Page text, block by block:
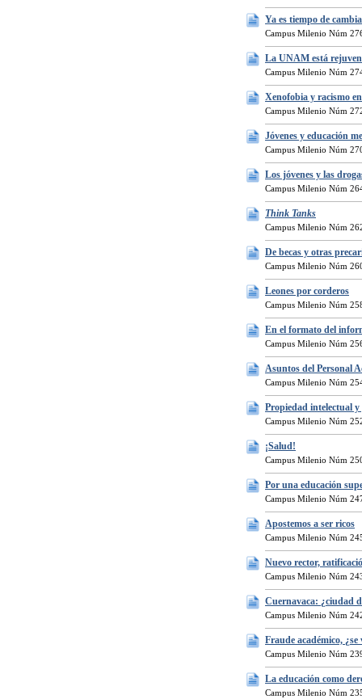
Ya es tiempo de
Campus Milenio Núm
La UNAM está
Campus Milenio Núm
Xenofobia y racismo
Campus Milenio Núm
Jóvenes y educación
Campus Milenio Núm
Los jóvenes y las
Campus Milenio Núm
Think Tanks
Campus Milenio Núm
De becas y otras
Campus Milenio Núm
Leones por corderos
Campus Milenio Núm
En el formato del
Campus Milenio Núm
Asuntos del Personal
Campus Milenio Núm
Propiedad intelectual
Campus Milenio Núm
¡Salud!
Campus Milenio Núm
Por una educación
Campus Milenio Núm
Apostemos a ser ricos
Campus Milenio Núm
Nuevo rector,
Campus Milenio Núm
Cuernavaca: ¿ciudad
Campus Milenio Núm
Fraude académico, ¿se
Campus Milenio Núm
La educación como
Campus Milenio Núm